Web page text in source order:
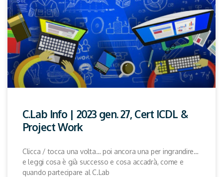
C.Lab Info | 2023 gen. 27, Cert ICDL &
Project Work
Clicca / tocca una volta… poi ancora una per ingrandire…
e leggi cosa è già successo e cosa accadrà, come e
quando partecipare al C.Lab